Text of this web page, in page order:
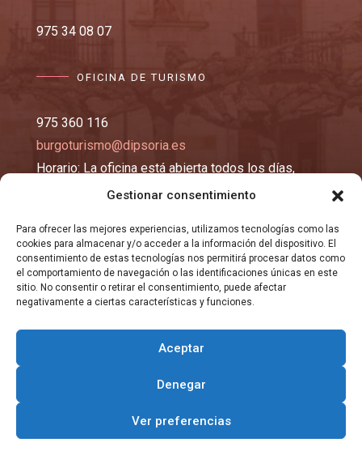
Gestionar consentimiento
Para ofrecer las mejores experiencias, utilizamos tecnologías como las
cookies para almacenar y/o acceder a la información del dispositivo. El
consentimiento de estas tecnologías nos permitirá procesar datos como
el comportamiento de navegación o las identificaciones únicas en este
sitio. No consentir o retirar el consentimiento, puede afectar
negativamente a ciertas características y funciones.
Aceptar
Denegar
Ver preferencias
975 34 08 07
OFICINA DE TURISMO
975 360 116
burgoturismo@dipsoria.es
Horario: La oficina está abierta todos los días,
excepto los lunes y martes, de 10:00 a 14:00 y de
EMAIL
registro@burgosma.es